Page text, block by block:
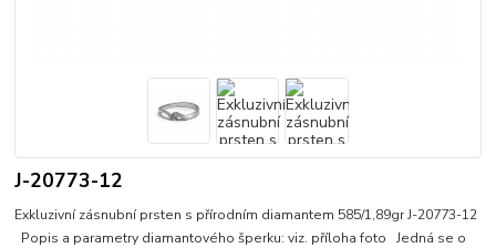
J-20773-12
Exkluzivní zásnubní prsten s přírodním diamantem 585/1,89gr J-20773-12
Popis a parametry diamantového šperku: viz. příloha foto Jedná se o